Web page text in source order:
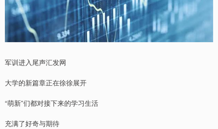
军训进入尾声汇发网
大学的新篇章正在徐徐展开
“萌新”们都对接下来的学习生活
充满了好奇与期待